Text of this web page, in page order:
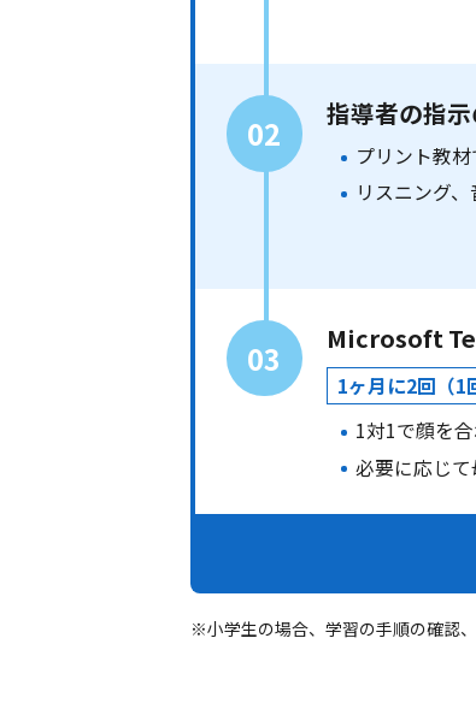
02 指導者の指
プリント教
リスニング、
03 Microsoft
1ヶ月に2回（1
1対1で顔を
必要に応じ
※小学生の場合、学習の手順の確認